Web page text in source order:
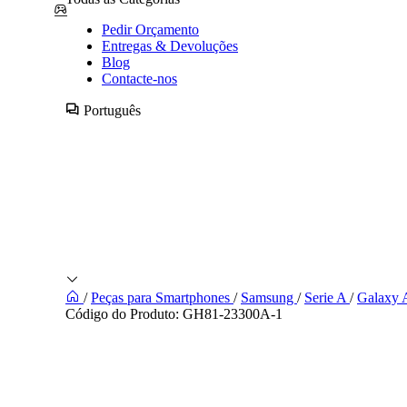
Pedir Orçamento
Entregas & Devoluções
Blog
Contacte-nos
Português
/ Peças para Smartphones / Samsung / Serie A / Galaxy
Código do Produto: GH81-23300A-1